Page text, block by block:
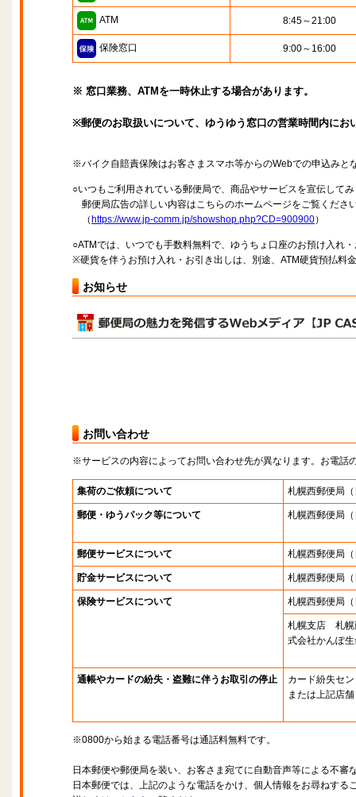
ATM 8:45～21:00
保険窓口 9:00～16:00
※ 窓口業務、ATMを一時休止する場合があります。
※郵便のお取扱いについて、ゆうゆう窓口の営業時間内に
※バイク自賠責保険はお客さまスマホ等からのWebでの申込みと
○いつもご利用されている郵便局で、商品やサービスを宣伝して
郵便局広告の詳しい内容はこちらのホームページをご覧くださ
（ https://www.jp-comm.jp/showshop.php?CD=900900）
○ATMでは、いつでも手数料無料で、ゆうちょ口座のお預け入れ
※硬貨を伴うお預け入れ・お引き出しは、別途、ATM硬貨預払料
お知らせ
お問い合わせ
※サービスの内容によってお問い合わせ先が異なります。お電話
集荷のご依頼について 札幌西郵便局
郵便・ゆうパック等について 札幌西郵便局
郵便サービスについて 札幌西郵便局
貯金サービスについて 札幌西郵便局
保険サービスについて 札幌西郵便局
札幌支店 札幌
式会社かんぽ
通帳やカードの紛失・盗難に伴うお取引の停止
カード紛失セ
または上記店舗
※0800から始まる電話番号は通話料無料です。
日本郵便や郵便局を装い、お客さま宛てに自動音声等による不審
日本郵便では、上記のような電話をかけ、個人情報をお尋ねする